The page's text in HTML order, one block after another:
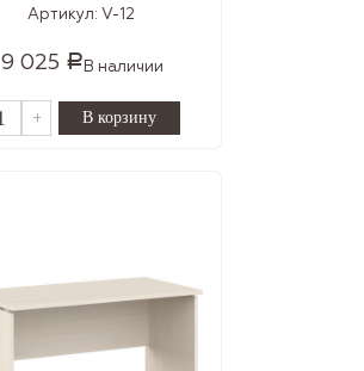
Артикул: V-12
9 025 Р В наличии
+